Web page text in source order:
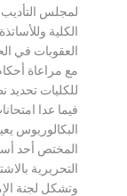
لمجلس التأديب
الكلية
العقوبات في
مع مراعاة أحكام
للكليات تحديد
فيما عدا
البكالوريوس
المختص أحد
التحريرية
وتشكل لجنة